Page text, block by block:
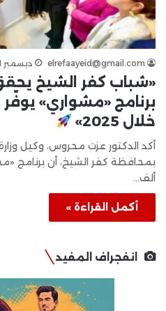
elrefaayeid@gmail.com ديسمبر 31, 2025
«شباب كفر الشيخ
خلال 2025»
أكد الدكتور عزت محروس، وكيل
ألف…
أكمل القراءة »
انفجراف المفيد